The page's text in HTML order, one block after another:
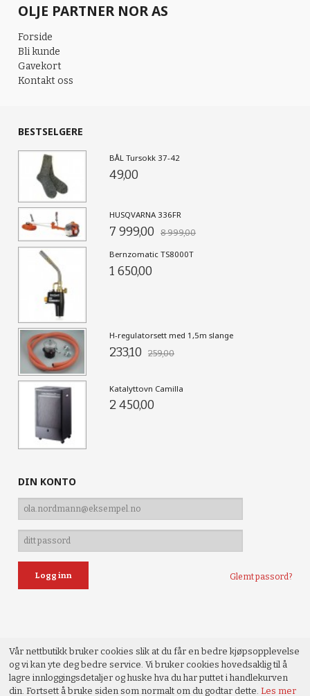
OLJE PARTNER NOR AS
Forside
Bli kunde
Gavekort
Kontakt oss
BESTSELGERE
BÅL Tursokk 37-42
49,00
HUSQVARNA 336FR
7 999,00 8 999,00
Bernzomatic TS8000T
1 650,00
H-regulatorsett med 1,5m slange
233,10 259,00
Katalyttovn Camilla
2 450,00
DIN KONTO
Glemt passord?
Vår nettbutikk bruker cookies slik at du får en bedre kjøpsopplevelse
og vi kan yte deg bedre service. Vi bruker cookies hovedsaklig til å
lagre innloggingsdetaljer og huske hva du har puttet i handlekurven
din. Fortsett å bruke siden som normalt om du godtar dette.Les mer